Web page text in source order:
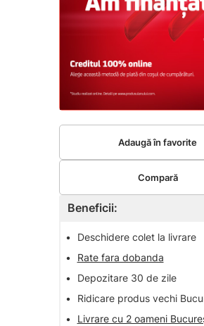
Beneficii:
•
Deschidere colet la livrare
•
Rate fara dobanda
•
Depozitare 30 de zile
•
Ridicare produs vechi
•
Livrare cu 2 oameni
Adaugă în favorite
Compară